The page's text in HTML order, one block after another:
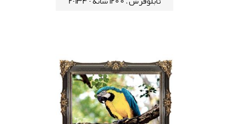
تابلوفرش ، 1200 شانه - 134-2